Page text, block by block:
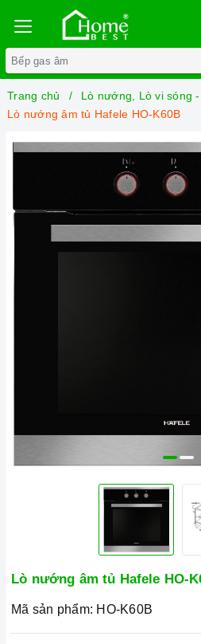
Trang chủ
Lò nướng, Lò vi sóng
Lò nướng âm tủ Hafele HO-K60B
Lò nướng âm tủ Hafele HO-
Mã sản phẩm: HO-K60B